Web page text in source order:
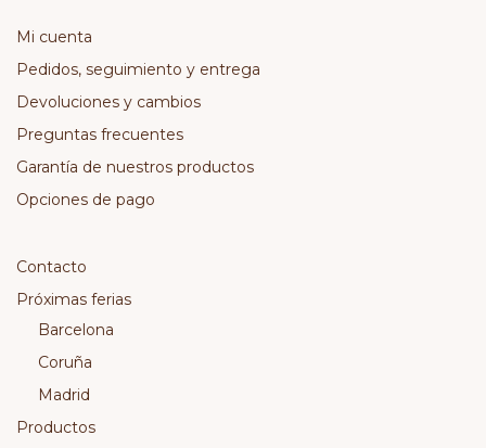
Mi cuenta
Pedidos, seguimiento y entrega
Devoluciones y cambios
Preguntas frecuentes
Garantía de nuestros productos
Opciones de pago
Contacto
Próximas ferias
Barcelona
Coruña
Madrid
Productos